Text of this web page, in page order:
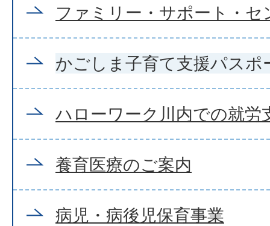
ファミリー・サポート・セ
かごしま子育て支援パスポ
ハローワーク川内での就労
養育医療のご案内
病児・病後児保育事業